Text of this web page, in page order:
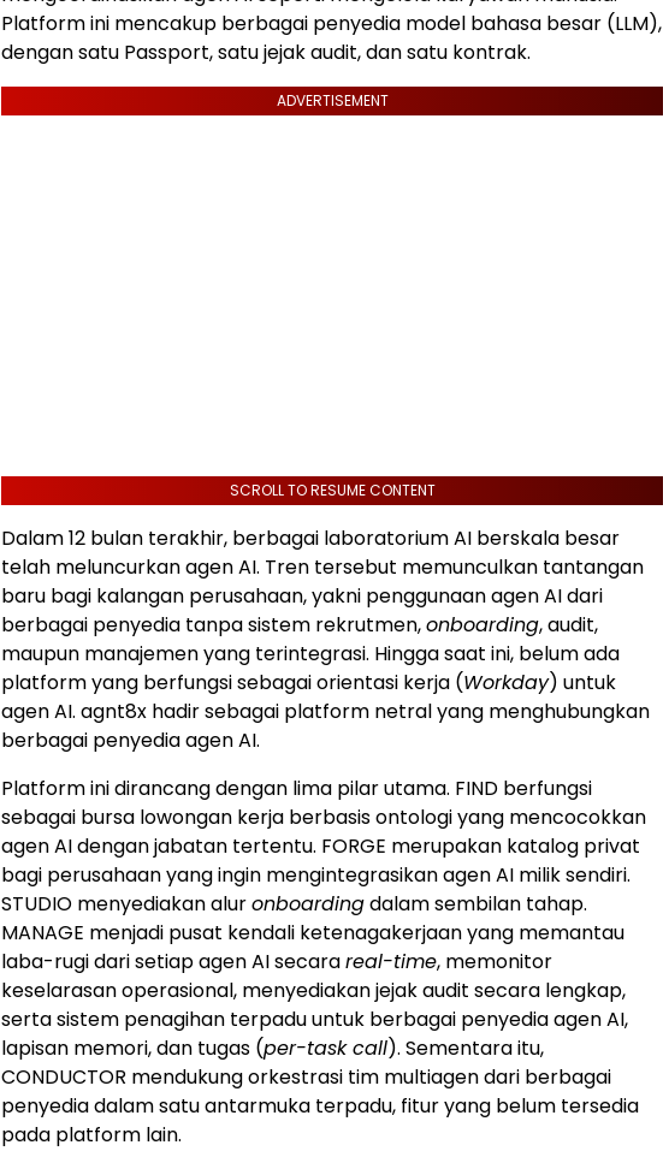
Platform ini mencakup berbagai penyedia model bahasa besar (LLM),
dengan satu Passport, satu jejak audit, dan satu kontrak.
ADVERTISEMENT
SCROLL TO RESUME CONTENT
Dalam 12 bulan terakhir, berbagai laboratorium AI berskala besar
telah meluncurkan agen AI. Tren tersebut memunculkan tantangan
baru bagi kalangan perusahaan, yakni penggunaan agen AI dari
berbagai penyedia tanpa sistem rekrutmen,onboarding, audit,
maupun manajemen yang terintegrasi. Hingga saat ini, belum ada
platform yang berfungsi sebagai orientasi kerja (Workday) untuk
agen AI. agnt8x hadir sebagai platform netral yang menghubungkan
berbagai penyedia agen AI.
Platform ini dirancang dengan lima pilar utama. FIND berfungsi
sebagai bursa lowongan kerja berbasis ontologi yang mencocokkan
agen AI dengan jabatan tertentu. FORGE merupakan katalog privat
bagi perusahaan yang ingin mengintegrasikan agen AI milik sendiri.
STUDIO menyediakan aluronboardingdalam sembilan tahap.
MANAGE menjadi pusat kendali ketenagakerjaan yang memantau
laba-rugi dari setiap agen AI secarareal-time, memonitor
keselarasan operasional, menyediakan jejak audit secara lengkap,
serta sistem penagihan terpadu untuk berbagai penyedia agen AI,
lapisan memori, dan tugas (per-task call). Sementara itu,
CONDUCTOR mendukung orkestrasi tim multiagen dari berbagai
penyedia dalam satu antarmuka terpadu, fitur yang belum tersedia
pada platform lain.